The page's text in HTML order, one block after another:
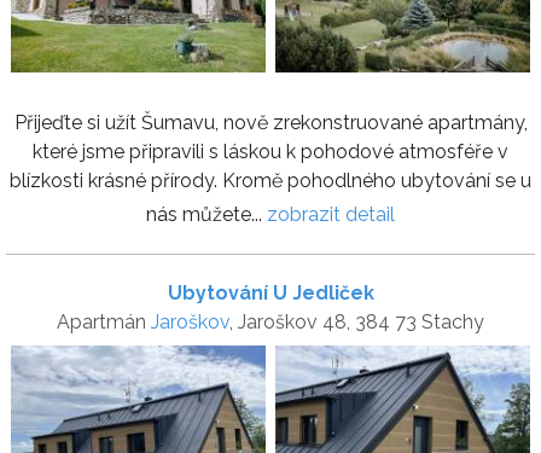
Přijeďte si užít Šumavu, nově zrekonstruované apartmány,
které jsme připravili s láskou k pohodové atmosféře v
blízkosti krásné přírody. Kromě pohodlného ubytování se u
nás můžete... zobrazit detail
Ubytování U Jedliček
Apartmán Jaroškov, Jaroškov 48, 384 73 Stachy